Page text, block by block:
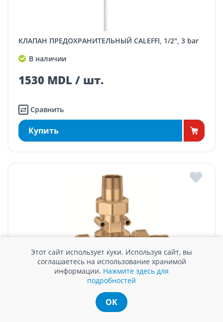
КЛАПАН ПРЕДОХРАНИТЕЛЬНЫЙ CALEFFI, 1/2", 3 bar
В наличии
1530 MDL / шт.
Сравнить
Купить
ТЕРМОСТАТИЧЕСКИМ КОНТРОЛЕМ ТЕМПЕРАТУРЫ
Этот сайт использует куки. Используя сайт, вы
соглашаетесь на использование хранимой
информации. Нажмите здесь для
подробностей
OK